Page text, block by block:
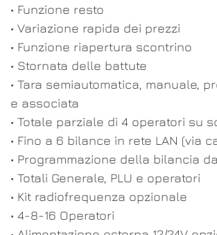
• Funzione resto
• Variazione rapida dei prezzi
• Funzione riapertura scontrino
• Stornata delle battute
• Tara semiautomatica, manuale,
e associata
• Totale parziale di 4 operatori su
• Fino a 6 bilance in rete LAN (via
• Programmazione della bilancia
• Totali Generale, PLU e operatori
• Kit radiofrequenza opzionale
• 4-8-16 Operatori